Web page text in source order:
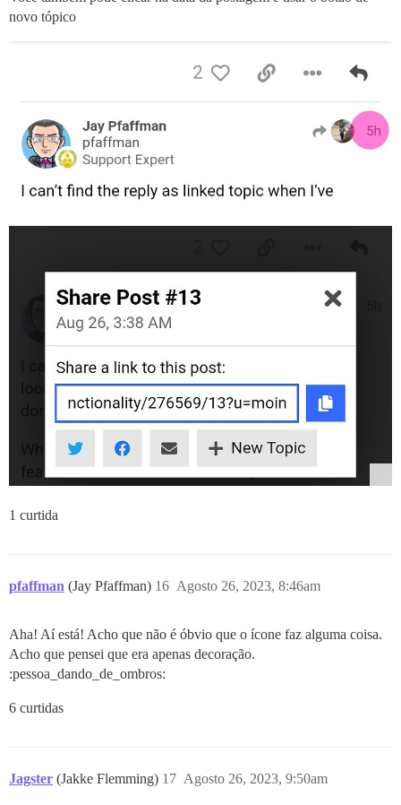
novo tópico
1 curtida
pfaffman (Jay Pfaffman) Agosto 26, 2023, 8:46am
16
Aha! Aí está! Acho que não é óbvio que o ícone faz alguma coisa.
Acho que pensei que era apenas decoração.
:pessoa_dando_de_ombros:
6 curtidas
Jagster (Jakke Flemming) Agosto 26, 2023, 9:50am
17